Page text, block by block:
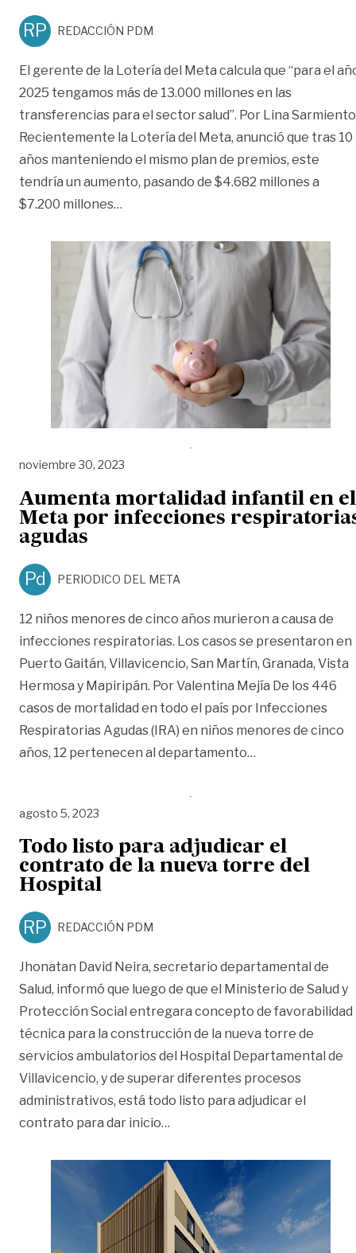
RP REDACCIÓN PDM
El gerente de la Lotería del Meta calcula que “para el
2025 tengamos más de 13.000 millones en las
transferencias para el sector salud”. Por Lina Sarmiento
Recientemente la Lotería del Meta, anunció que tras 10
años manteniendo el mismo plan de premios, este
tendría un aumento, pasando de $4.682 millones a
$7.200 millones…
noviembre 30, 2023
Aumenta mortalidad infantil en el
Meta por infecciones
agudas
Pd PERIODICO DEL META
12 niños menores de cinco años murieron a causa de
infecciones respiratorias. Los casos se presentaron en
Puerto Gaitán, Villavicencio, San Martín, Granada, Vista
Hermosa y Mapiripán. Por Valentina Mejía De los 446
casos de mortalidad en todo el país por Infecciones
Respiratorias Agudas (IRA) en niños menores de cinco
años, 12 pertenecen al departamento…
agosto 5, 2023
Todo listo para adjudicar el
contrato de la nueva torre del
Hospital
RP REDACCIÓN PDM
Jhonatan David Neira, secretario departamental de
Salud, informó que luego de que el Ministerio de Salud y
Protección Social entregara concepto de favorabilidad
técnica para la construcción de la nueva torre de
servicios ambulatorios del Hospital Departamental de
Villavicencio, y de superar diferentes procesos
administrativos, está todo listo para adjudicar el
contrato para dar inicio…